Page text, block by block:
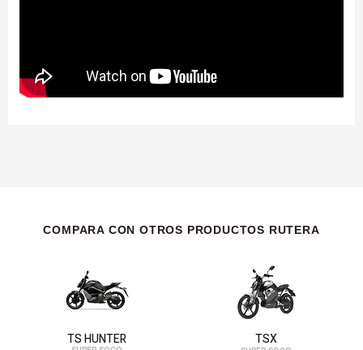
COMPARA CON OTROS PRODUCTOS RUTERA
TS HUNTER TSX